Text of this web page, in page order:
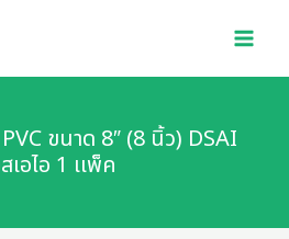
ขนาด 8″ (8 นิ้ว) DSAI
เอไอ 1 เเพ็ค